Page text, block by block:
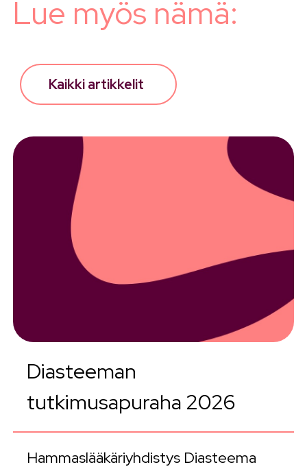
Lue myös nämä:
Kaikki artikkelit
Diasteeman
tutkimusapuraha 2026
Hammaslääkäriyhdistys Diasteema